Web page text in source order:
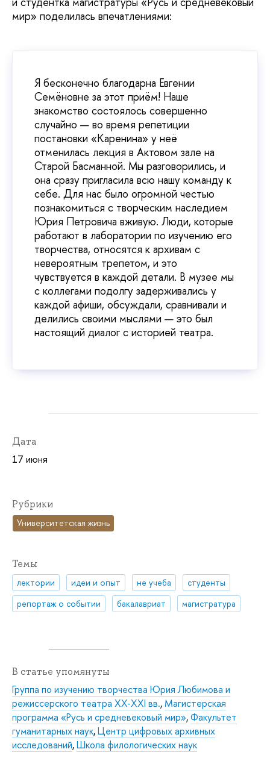
мир» поделилась впечатлениями:
Я бесконечно благодарна Евгении
Семёновне за этот приём! Наше
знакомство состоялось совершенно
случайно — во время репетиции
постановки «Каренина» у неё
отменилась лекция в Актовом зале на
Старой Басманной. Мы разговорились, и
она сразу пригласила всю нашу команду к
себе. Для нас было огромной честью
познакомиться с творческим наследием
Юрия Петровича вживую. Люди, которые
работают в лаборатории по изучению его
творчества, относятся к архивам с
невероятным трепетом, и это
чувствуется в каждой детали. В музее мы
с коллегами подолгу задерживались у
каждой афиши, обсуждали, сравнивали и
делились своими мыслями — это был
настоящий диалог с историей театра.
Дата
17 июня
Рубрики
Университетская жизнь
Темы
лектории идеи и опыт не учеба
студенты
репортаж о событии
бакалавриат магистратура
В статье упомянуты
Группа по изучению творчества Юрия Любимова и
режиссерского театра XX-XXI вв., Магистерская
программа «Русь и средневековый мир»,Факультет
гуманитарных наук,Центр цифровых архивных
исследований,Школа филологических наук